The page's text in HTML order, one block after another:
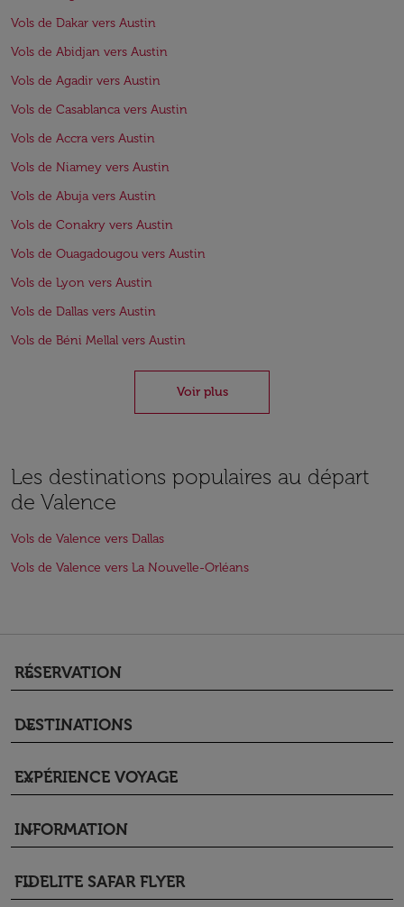
Vols de Dakar vers Austin
Vols de Abidjan vers Austin
Vols de Agadir vers Austin
Vols de Casablanca vers Austin
Vols de Accra vers Austin
Vols de Niamey vers Austin
Vols de Abuja vers Austin
Vols de Conakry vers Austin
Vols de Ouagadougou vers Austin
Vols de Lyon vers Austin
Vols de Dallas vers Austin
Vols de Béni Mellal vers Austin
Voir plus
Les destinations populaires au départ
de Valence
Vols de Valence vers Dallas
Vols de Valence vers La Nouvelle-Orléans
RÉSERVATION
keyboard_arrow_down
DESTINATIONS
keyboard_arrow_down
EXPÉRIENCE VOYAGE
keyboard_arrow_down
INFORMATION
keyboard_arrow_down
FIDELITE SAFAR FLYER
keyboard_arrow_down